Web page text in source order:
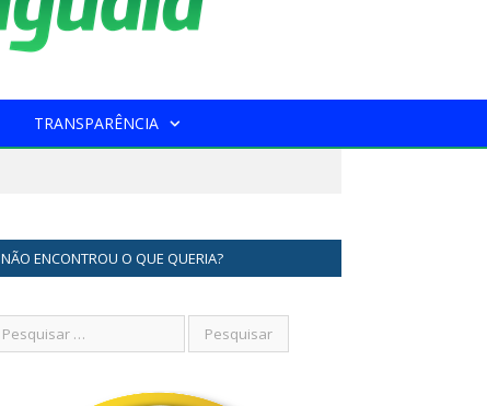
TRANSPARÊNCIA
NÃO ENCONTROU O QUE QUERIA?